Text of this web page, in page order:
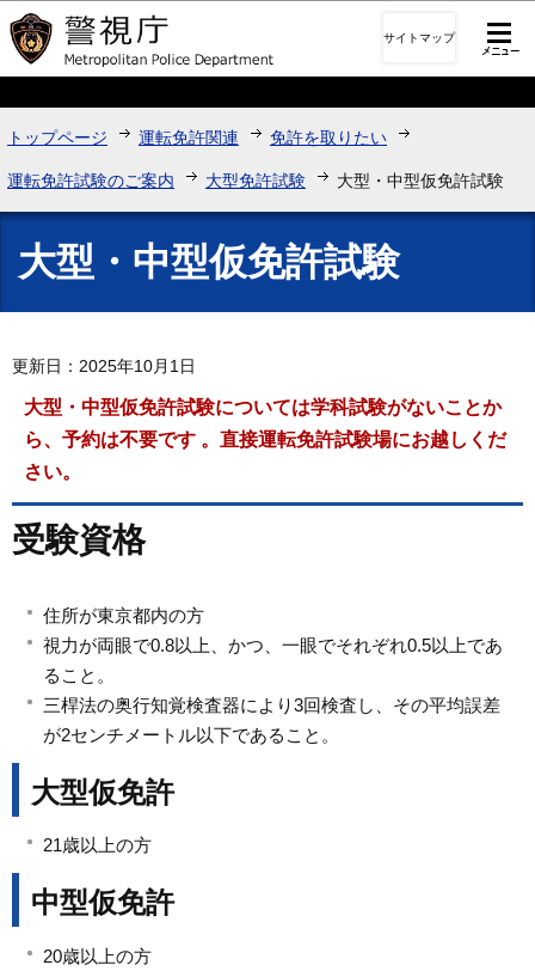
このページの本文へ移動
サイトマップ
トップページ 運転免許関連 免許を取りたい
運転免許試験のご案内 大型免許試験 大型・中型仮免許試験
大型・中型仮免許試験
更新日：2025年10月1日
大型・中型仮免許試験については学科試験がないことか
ら、 予約は不要です 。直接運転免許試験場にお越しくだ
さい。
受験資格
住所が東京都内の方
視力が両眼で0.8以上、かつ、一眼でそれぞれ0.5以上であ
ること。
三桿法の奥行知覚検査器により3回検査し、その平均誤差
が2センチメートル以下であること。
大型仮免許
21歳以上の方
中型仮免許
20歳以上の方